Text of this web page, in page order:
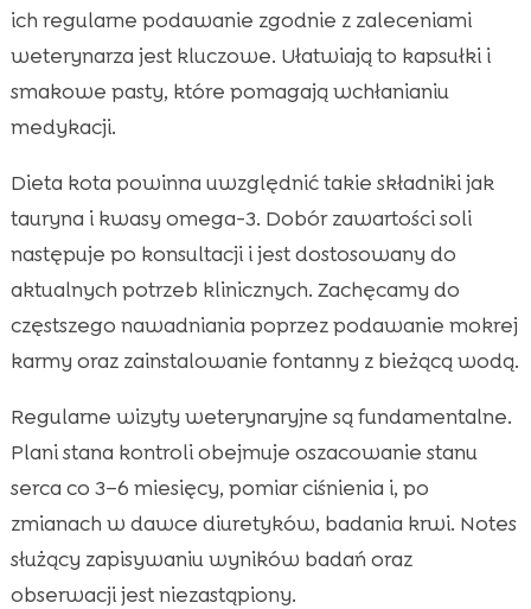
ich regularne podawanie zgodnie z zaleceniami
weterynarza jest kluczowe. Ułatwiają to kapsułki i
smakowe pasty, które pomagają wchłanianiu
medykacji.
Dieta kota powinna uwzględnić takie składniki jak
tauryna i kwasy omega-3. Dobór zawartości soli
następuje po konsultacji i jest dostosowany do
aktualnych potrzeb klinicznych. Zachęcamy do
częstszego nawadniania poprzez podawanie mokrej
karmy oraz zainstalowanie fontanny z bieżącą wodą.
Regularne wizyty weterynaryjne są fundamentalne.
Plani stana kontroli obejmuje oszacowanie stanu
serca co 3–6 miesięcy, pomiar ciśnienia i, po
zmianach w dawce diuretyków, badania krwi. Notes
służący zapisywaniu wyników badań oraz
obserwacji jest niezastąpiony.